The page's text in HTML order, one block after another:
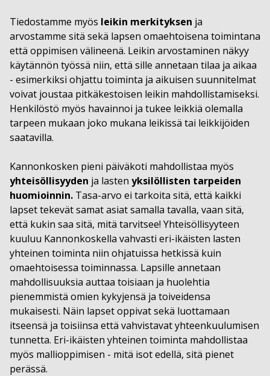
Tiedostamme myös leikin merkityksen ja
arvostamme sitä sekä lapsen omaehtoisena toimintana
että oppimisen välineenä. Leikin arvostaminen näkyy
käytännön työssä niin, että sille annetaan tilaa ja aikaa
- esimerkiksi ohjattu toiminta ja aikuisen suunnitelmat
voivat joustaa pitkäkestoisen leikin mahdollistamiseksi.
Henkilöstö myös havainnoi ja tukee leikkiä olemalla
tarpeen mukaan joko mukana leikissä tai leikkijöiden
saatavilla.
Kannonkosken pieni päiväkoti mahdollistaa myös
yhteisöllisyyden ja lasten yksilöllisten tarpeiden
huomioinnin. Tasa-arvo ei tarkoita sitä, että kaikki
lapset tekevät samat asiat samalla tavalla, vaan sitä,
että kukin saa sitä, mitä tarvitsee! Yhteisöllisyyteen
kuuluu Kannonkoskella vahvasti eri-ikäisten lasten
yhteinen toiminta niin ohjatuissa hetkissä kuin
omaehtoisessa toiminnassa. Lapsille annetaan
mahdollisuuksia auttaa toisiaan ja huolehtia
pienemmistä omien kykyjensä ja toiveidensa
mukaisesti. Näin lapset oppivat sekä luottamaan
itseensä ja toisiinsa että vahvistavat yhteenkuulumisen
tunnetta. Eri-ikäisten yhteinen toiminta mahdollistaa
myös mallioppimisen - mitä isot edellä, sitä pienet
perässä.